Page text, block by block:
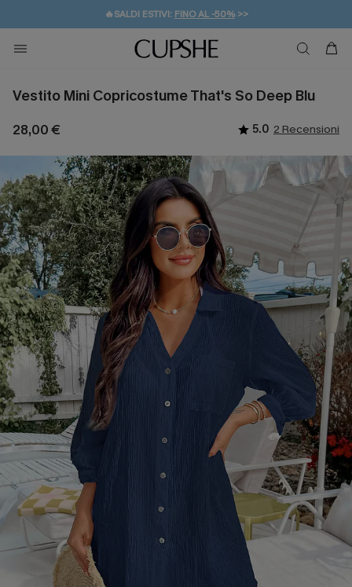
🔥SALDI ESTIVI: FINO AL -50%>>
🚚SPEDIZIONE GRATUITA DA 49€
💌REGALO PER I NUOVI: 20% DI SCONTO*
Vestito Mini Copricostume That's So Deep Blu
28,00 € 5.0 2 Recensioni